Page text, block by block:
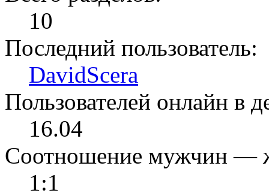
10
Последний пользователь:
DavidScera
Пользователей онлайн в
16.04
Соотношение мужчин —
1:1